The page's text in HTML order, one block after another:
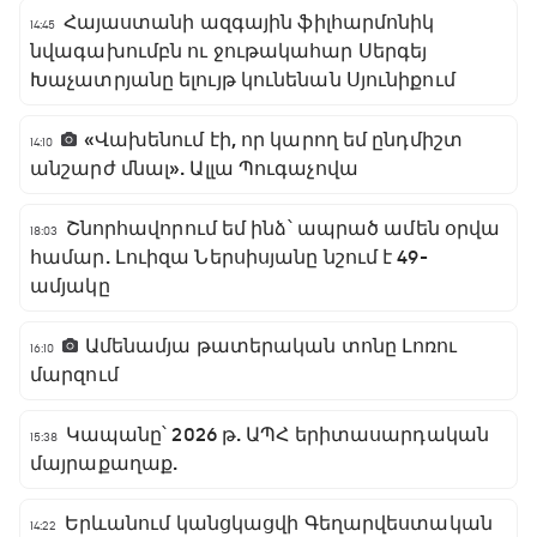
14:45 Հայաստանի ազգային ֆիլհարմոնիկ
նվագախումբն ու ջութակահար Սերգեյ
Խաչատրյանը ելույթ կունենան Սյունիքում
14:10
«Վախենում էի, որ կարող եմ ընդմիշտ
անշարժ մնալ». Ալլա Պուգաչովա
18:03
Շնորհավորում եմ ինձ՝ ապրած ամեն օրվա
համար. Լուիզա Ներսիսյանը նշում է 49-
ամյակը
16:10
Ամենամյա թատերական տոնը Լոռու
մարզում
15:38
Կապանը՝ 2026 թ. ԱՊՀ երիտասարդական
մայրաքաղաք.
14:22
Երևանում կանցկացվի Գեղարվեստական